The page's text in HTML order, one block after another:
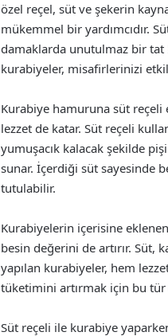
özel reçel, süt ve şekerin
mükemmel bir yardımcıdır.
damaklarda unutulmaz bir tat
kurabiyeler, misafirlerinizi
Kurabiye hamuruna süt reçeli
lezzet de katar. Süt reçeli
yumuşacık kalacak şekilde
sunar. İçerdiği süt sayesinde
tutulabilir.
Kurabiyelerin içerisine
besin değerini de artırır. Süt,
yapılan kurabiyeler, hem
tüketimini artırmak için bu
Süt reçeli ile kurabiye